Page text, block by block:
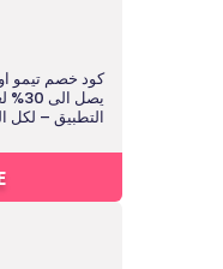
كود خصم تيمو
يصل
التطبيق – لكل